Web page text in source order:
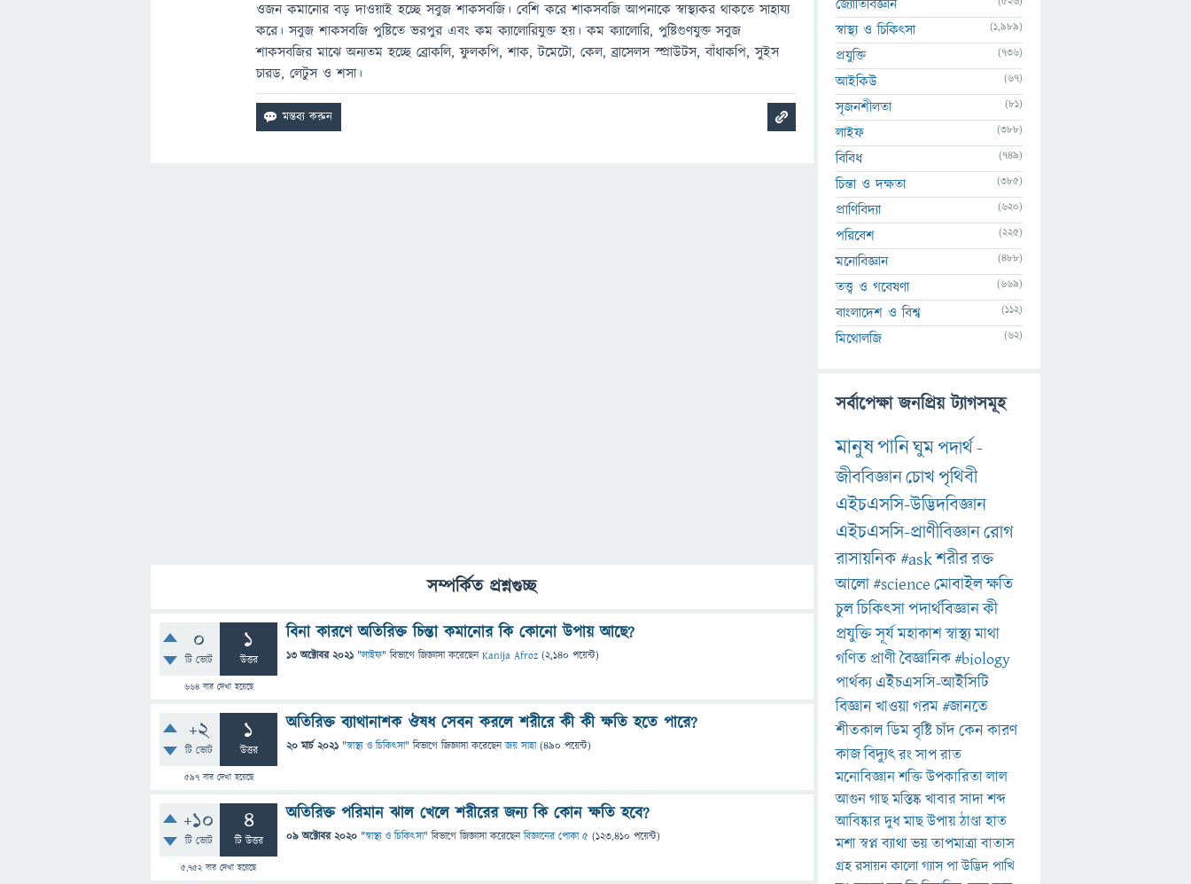
ওজন কমানোর বড় দাওয়াই হচ্ছে সবুজ শাকসবজি। বেশি করে শাকসবজি আপনাকে স্বাস্থ্যকর থাকতে সাহায্য
করে। সবুজ শাকসবজি পুষ্টিতে ভরপুর এবং কম ক্যালোরিযুক্ত হয়। কম ক্যালোরি, পুষ্টিগুণযুক্ত সবুজ
শাকসবজির মাঝে অন্যতম হচ্ছে ব্রোকলি, ফুলকপি, শাক, টমেটো, কেল, ব্রাসেলস স্প্রাউটস, বাঁধাকপি, সুইস
চারড, লেটুস ও শসা।
সম্পর্কিত প্রশ্নগুচ্ছ
0
টি ভোট
1
উত্তর
664বার দেখা হয়েছে
বিনা কারণে অতিরিক্ত চিন্তা কমানোর কি কোনো উপায় আছে?
13 অক্টোবর 2021 "লাইফ" বিভাগে জিজ্ঞাসাকরেছেনKanija Afroz (2,140 পয়েন্ট)
+2
টি ভোট
1
উত্তর
597বার দেখা হয়েছে
অতিরিক্ত ব্যাথানাশক ঔষধ সেবন করলে শরীরে কী কী ক্ষতি হতে পারে?
20 মার্চ 2021 "স্বাস্থ্য ও চিকিৎসা" বিভাগে জিজ্ঞাসাকরেছেনজয় সাহা (490 পয়েন্ট)
+10
টি ভোট
4
টি উত্তর
5,752বার দেখা হয়েছে
অতিরিক্ত পরিমান ঝাল খেলে শরীরের জন্য কি কোন ক্ষতি হবে?
09 অক্টোবর 2020 "স্বাস্থ্য ও চিকিৎসা" বিভাগে জিজ্ঞাসাকরেছেনবিজ্ঞানের পোকা ৫ (123,410 পয়েন্ট)
জ্যোতির্বিজ্ঞান
স্বাস্থ্য ও চিকিৎসা (1,989)
প্রযুক্তি (736)
আইকিউ (67)
সৃজনশীলতা (81)
লাইফ (388)
বিবিধ (749)
চিন্তা ও দক্ষতা (385)
প্রাণিবিদ্যা (620)
পরিবেশ (225)
মনোবিজ্ঞান (488)
তত্ত্ব ও গবেষণা (669)
বাংলাদেশ ও বিশ্ব (112)
মিথোলজি (62)
সর্বাপেক্ষা জনপ্রিয় ট্যাগসমূহ
মানুষপানিঘুমপদার্থ-
জীববিজ্ঞানচোখপৃথিবী
এইচএসসি-উদ্ভিদবিজ্ঞান
এইচএসসি-প্রাণীবিজ্ঞানরোগ
রাসায়নিক#askশরীররক্ত
আলো#scienceমোবাইলক্ষতি
চুলচিকিৎসাপদার্থবিজ্ঞানকী
প্রযুক্তিসূর্যমহাকাশস্বাস্থ্যমাথা
গণিত প্রাণীবৈজ্ঞানিক#biology
পার্থক্য এইচএসসি-আইসিটি
বিজ্ঞানখাওয়াগরম#জানতে
শীতকালডিমবৃষ্টিচাঁদকেনকারণ
কাজবিদ্যুৎরংসাপরাত
মনোবিজ্ঞানশক্তিউপকারিতালাল
আগুনগাছমস্তিষ্কখাবারসাদাশব্দ
আবিষ্কারদুধমাছউপায়ঠাণ্ডাহাত
মশাস্বপ্নব্যাথাভয়তাপমাত্রাবাতাস
গ্রহরসায়নকালোগ্যাসপাউদ্ভিদপাখি